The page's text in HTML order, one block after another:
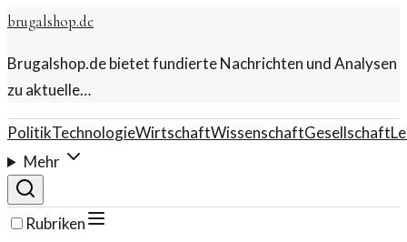
brugalshop.de
Brugalshop.de bietet fundierte Nachrichten und Analysen
zu aktuelle…
PolitikTechnologieWirtschaftWissenschaftGesellschaft
Mehr
Rubriken